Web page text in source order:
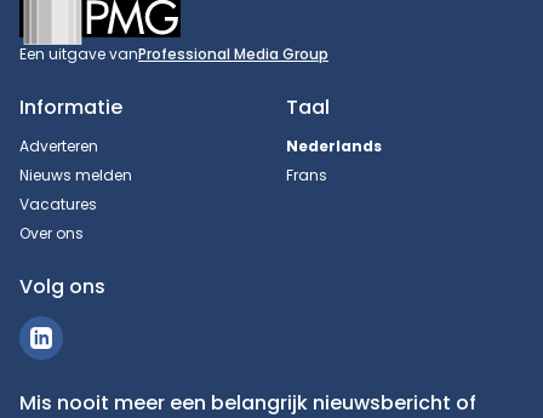
Een uitgave vanProfessional Media Group
Informatie
Adverteren
Nieuws melden
Vacatures
Over ons
Taal
Nederlands
Frans
Volg ons
Mis nooit meer een belangrijk nieuwsbericht of